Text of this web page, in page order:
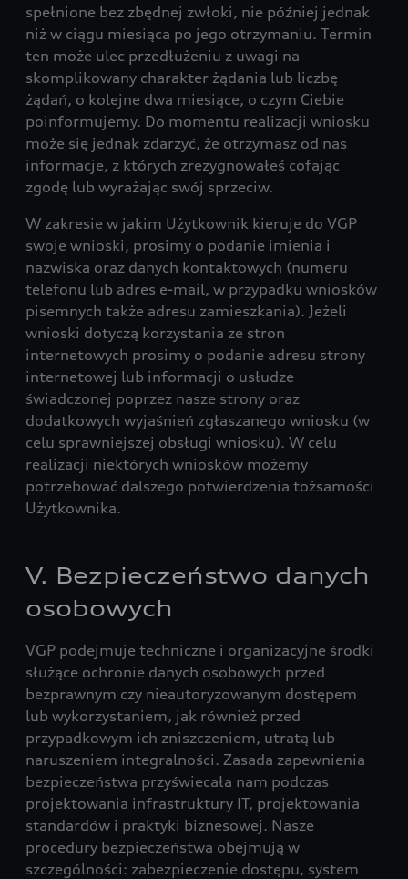
spełnione bez zbędnej zwłoki, nie później jednak
niż w ciągu miesiąca po jego otrzymaniu. Termin
ten może ulec przedłużeniu z uwagi na
skomplikowany charakter żądania lub liczbę
żądań, o kolejne dwa miesiące, o czym Ciebie
poinformujemy. Do momentu realizacji wniosku
może się jednak zdarzyć, że otrzymasz od nas
informacje, z których zrezygnowałeś cofając
zgodę lub wyrażając swój sprzeciw.
W zakresie w jakim Użytkownik kieruje do VGP
swoje wnioski, prosimy o podanie imienia i
nazwiska oraz danych kontaktowych (numeru
telefonu lub adres e-mail, w przypadku wniosków
pisemnych także adresu zamieszkania). Jeżeli
wnioski dotyczą korzystania ze stron
internetowych prosimy o podanie adresu strony
internetowej lub informacji o usłudze
świadczonej poprzez nasze strony oraz
dodatkowych wyjaśnień zgłaszanego wniosku (w
celu sprawniejszej obsługi wniosku). W celu
realizacji niektórych wniosków możemy
potrzebować dalszego potwierdzenia tożsamości
Użytkownika.
V. Bezpieczeństwo danych
osobowych
VGP podejmuje techniczne i organizacyjne środki
służące ochronie danych osobowych przed
bezprawnym czy nieautoryzowanym dostępem
lub wykorzystaniem, jak również przed
przypadkowym ich zniszczeniem, utratą lub
naruszeniem integralności. Zasada zapewnienia
bezpieczeństwa przyświecała nam podczas
projektowania infrastruktury IT, projektowania
standardów i praktyki biznesowej. Nasze
procedury bezpieczeństwa obejmują w
szczególności: zabezpieczenie dostępu, system